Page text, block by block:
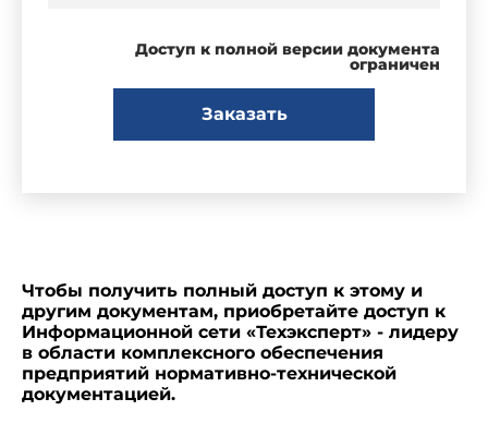
Доступ к полной версии документа
ограничен
Заказать
Чтобы получить полный доступ к этому и
другим документам, приобретайте доступ к
Информационной сети «Техэксперт» - лидеру
в области комплексного обеспечения
предприятий нормативно-технической
документацией.